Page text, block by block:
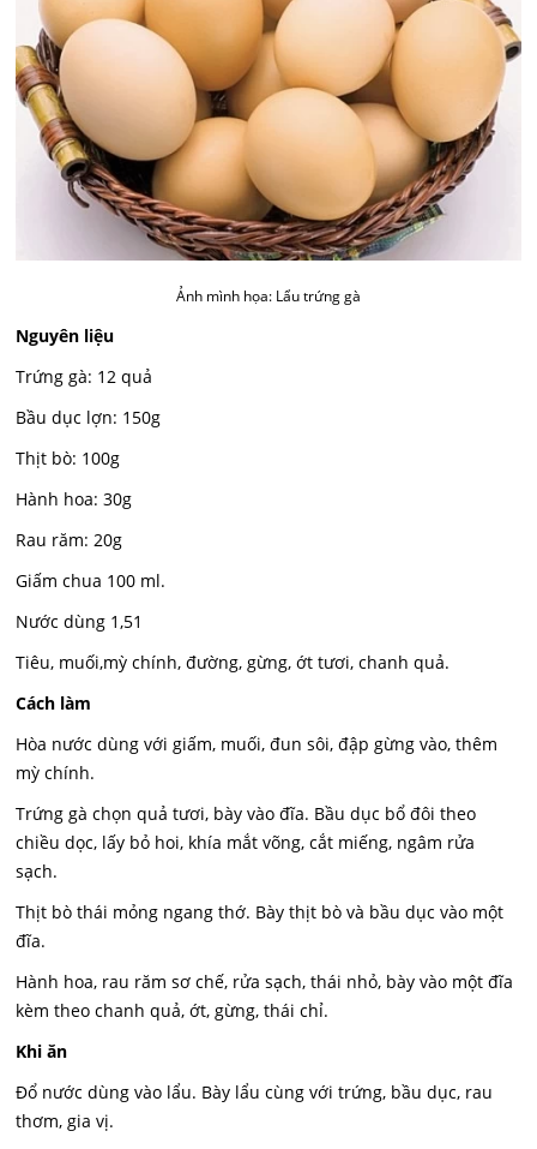
Ảnh mình họa: Lẩu trứng gà
Nguyên liệu
Trứng gà: 12 quả
Bầu dục lợn: 150g
Thịt bò: 100g
Hành hoa: 30g
Rau răm: 20g
Giấm chua 100 ml.
Nước dùng 1,51
Tiêu, muối,mỳ chính, đường, gừng, ớt tươi, chanh quả.
Cách làm
Hòa nước dùng với giấm, muối, đun sôi, đập gừng vào, thêm
mỳ chính.
Trứng gà chọn quả tươi, bày vào đĩa. Bầu dục bổ đôi theo
chiều dọc, lấy bỏ hoi, khía mắt võng, cắt miếng, ngâm rửa
sạch.
Thịt bò thái mỏng ngang thớ. Bày thịt bò và bầu dục vào một
đĩa.
Hành hoa, rau răm sơ chế, rửa sạch, thái nhỏ, bày vào một đĩa
kèm theo chanh quả, ớt, gừng, thái chỉ.
Khi ăn
Đổ nước dùng vào lẩu. Bày lẩu cùng với trứng, bầu dục, rau
thơm, gia vị.